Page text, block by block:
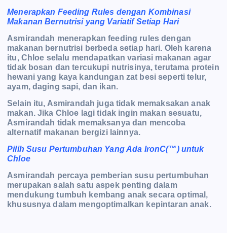
Menerapkan Feeding Rules dengan Kombinasi
Makanan Bernutrisi yang Variatif Setiap Hari
Asmirandah menerapkan feeding rules dengan
makanan bernutrisi berbeda setiap hari. Oleh karena
itu, Chloe selalu mendapatkan variasi makanan agar
tidak bosan dan tercukupi nutrisinya, terutama protein
hewani yang kaya kandungan zat besi seperti telur,
ayam, daging sapi, dan ikan.
Selain itu, Asmirandah juga tidak memaksakan anak
makan. Jika Chloe lagi tidak ingin makan sesuatu,
Asmirandah tidak memaksanya dan mencoba
alternatif makanan bergizi lainnya.
Pilih Susu Pertumbuhan Yang Ada IronC(™) untuk
Chloe
Asmirandah percaya pemberian susu pertumbuhan
merupakan salah satu aspek penting dalam
mendukung tumbuh kembang anak secara optimal,
khususnya dalam mengoptimalkan kepintaran anak.